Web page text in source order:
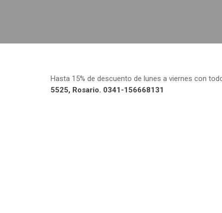
Hasta 15% de descuento de lunes a viernes con
5525, Rosario. 0341-156668131